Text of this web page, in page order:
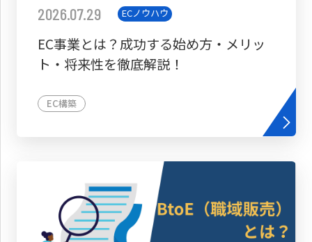
2026.07.29 ECノウハウ
EC事業とは？成功する始め方・メリッ
ト・将来性を徹底解説！
EC構築